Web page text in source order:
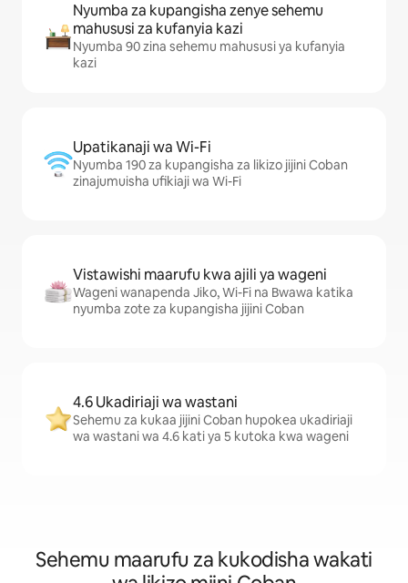
Nyumba za kupangisha zenye sehemu
mahususi za kufanyia kazi
Nyumba 90 zina sehemu mahususi ya kufanyia
kazi
Upatikanaji wa Wi-Fi
Nyumba 190 za kupangisha za likizo jijini Coban
zinajumuisha ufikiaji wa Wi-Fi
Vistawishi maarufu kwa ajili ya wageni
Wageni wanapenda Jiko, Wi-Fi na Bwawa katika
nyumba zote za kupangisha jijini Coban
4.6 Ukadiriaji wa wastani
Sehemu za kukaa jijini Coban hupokea ukadiriaji
wa wastani wa 4.6 kati ya 5 kutoka kwa wageni
Sehemu maarufu za kukodisha wakati